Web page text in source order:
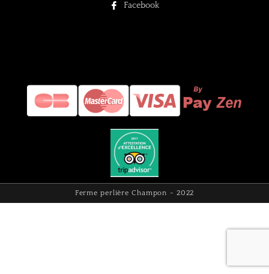
Facebook
Ferme perlière Champon - 2022